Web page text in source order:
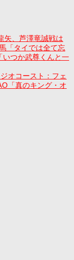
矢、芦澤竜誠戦は
「タイでは全て忘
つか武尊くんと一
オコースト：フェ
「真のキング・オ